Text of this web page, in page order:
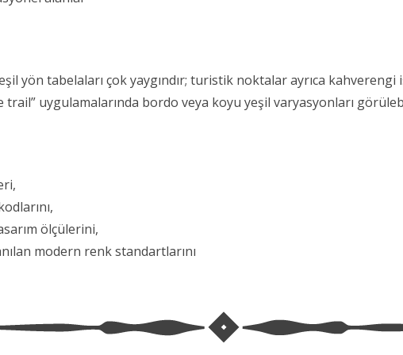
yön tabelaları çok yaygındır; turistik noktalar ayrıca
trail” uygulamalarında bordo veya koyu yeşil varyasyonları
ölçülerini,
modern renk standartlarını